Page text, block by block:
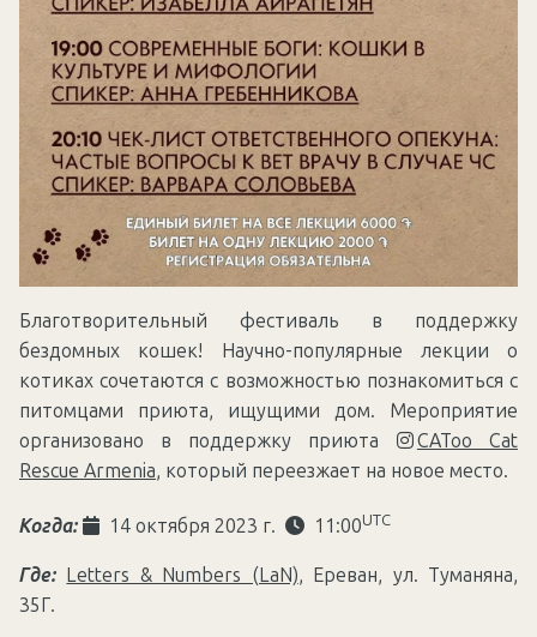
Благотворительный фестиваль в поддержку
бездомных кошек! Научно-популярные лекции о
котиках сочетаются с возможностью познакомиться с
питомцами приюта, ищущими дом. Мероприятие
организовано в поддержку приюта
CAToo Cat
Rescue Armenia, который переезжает на новое место.
Когда: 14 октября 2023 г. 11:00UTC
Где: Letters & Numbers (LaN), Ереван, ул. Туманяна,
35Г.